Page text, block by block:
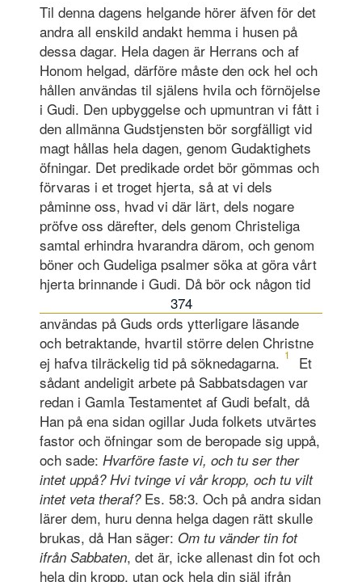
Til denna dagens helgande hörer äfven för det
andra all enskild andakt hemma i husen på
dessa dagar. Hela dagen är Herrans och af
Honom helgad, därföre måste den ock hel och
hållen användas til själens hvila och förnöjelse
i Gudi. Den upbyggelse och upmuntran vi fått i
den allmänna Gudstjensten bör sorgfälligt vid
magt hållas hela dagen, genom Gudaktighets
öfningar. Det predikade ordet bör gömmas och
förvaras i et troget hjerta, så at vi dels
påminne oss, hvad vi där lärt, dels nogare
pröfve oss därefter, dels genom Christeliga
samtal erhindra hvarandra därom, och genom
böner och Gudeliga psalmer söka at göra vårt
hjerta brinnande i Gudi. Då bör ock någon tid
374
användas på Guds ords ytterligare läsande
och betraktande, hvartil större delen Christne
ej hafva tilräckelig tid på söknedagarna. 1
Et
sådant andeligit arbete på Sabbatsdagen var
redan i Gamla Testamentet af Gudi befalt, då
Han på ena sidan ogillar Juda folkets utvärtes
fastor och öfningar som de beropade sig uppå,
och sade: Hvarföre faste vi, och tu ser ther
intet uppå? Hvi tvinge vi vår kropp, och tu vilt
intet veta theraf?Es. 58:3. Och på andra sidan
lärer dem, huru denna helga dagen rätt skulle
brukas, då Han säger: Om tu vänder tin fot
ifrån Sabbaten, det är, icke allenast din fot och
hela din kropp, utan ock hela din själ ifrån